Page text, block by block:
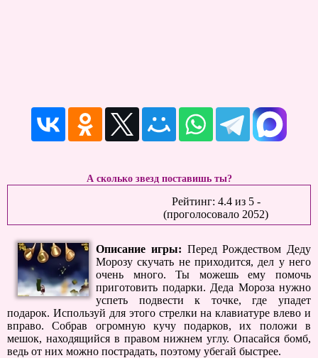
А сколько звезд поставишь ты?
Рейтинг: 4.4из 5-
(проголосовало 2052)
Описание игры: Перед Рождеством Деду
Морозу скучать не приходится, дел у него
очень много. Ты можешь ему помочь
приготовить подарки. Деда Мороза нужно
успеть подвести к точке, где упадет
подарок. Используй для этого стрелки на клавиатуре влево и
вправо. Собрав огромную кучу подарков, их положи в
мешок, находящийся в правом нижнем углу. Опасайся бомб,
ведь от них можно пострадать, поэтому убегай быстрее.